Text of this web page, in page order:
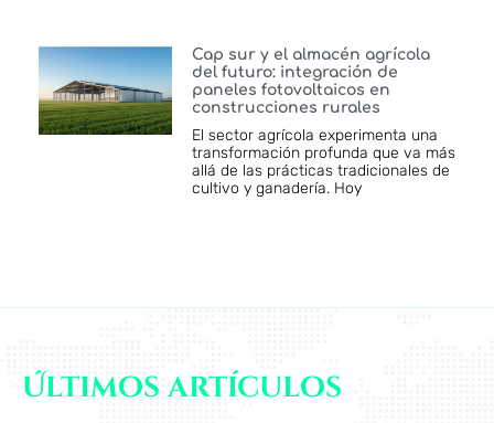
Cap sur y el almacén agrícola
del futuro: integración de
paneles fotovoltaicos en
construcciones rurales
El sector agrícola experimenta una
transformación profunda que va más
allá de las prácticas tradicionales de
cultivo y ganadería. Hoy
Últimos artículos